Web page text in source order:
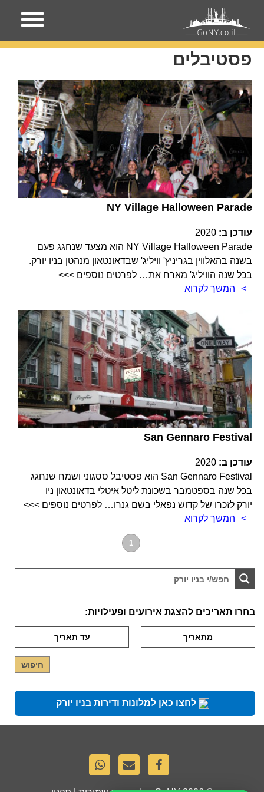
עמוד הבית פסטיבלים
פסטיבלים
NY Village Halloween Parade
עודכן ב: 2020
NY Village Halloween Parade הוא מצעד שנחגג פעם
בשנה בהאלווין בגריניץ' וויליג' שבדאונטאון מנהטן בניו יורק.
בכל שנה הוויליג' מארח את… לפרטים נוספים >>>
המשך לקרוא
San Gennaro Festival
עודכן ב: 2020
San Gennaro Festival הוא פסטיבל ססגוני ושמח שנחגג
בכל שנה בספטמבר בשכונת ליטל איטלי בדאונטאון ניו
יורק לזכרו של קדוש נפאלי בשם גנרו… לפרטים נוספים >>>
המשך לקרוא
1
בחרו תאריכים להצגת אירועים ופעילויות:
לחצו כאן למלונות ודירות בניו יורק